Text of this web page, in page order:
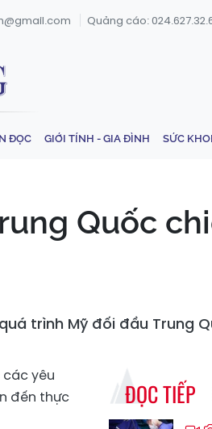
Quảng cáo:
ĐỌC GIỚI TÍNH - GIA ĐÌNH SỨC
Quốc
trình Mỹ đối đầu Trung
yêu
đến thực
ĐỌC TIẾP